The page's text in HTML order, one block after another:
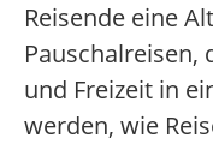
Reisende eine
und Freizeit in
werden, wie